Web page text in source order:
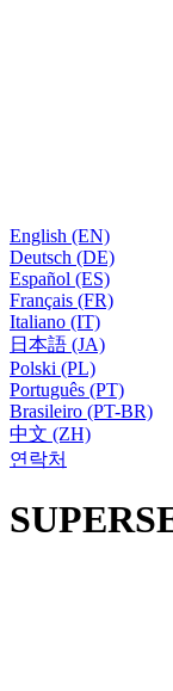
English (EN)
Deutsch (DE)
Español (ES)
Français (FR)
Italiano (IT)
日本語 (JA)
Polski (PL)
Português (PT)
Brasileiro (PT-BR)
中文 (ZH)
연락처